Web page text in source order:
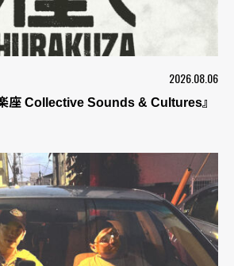
2026.08.06
座 Collective Sounds & Cultures』